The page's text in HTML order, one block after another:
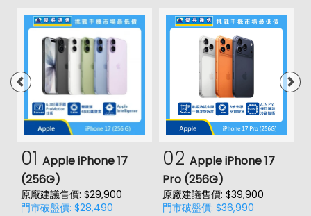
01 Apple iPhone 17
(256G)
原廠建議售價: $29,900
門市破盤價: $28,490
02 Apple iPhone 17
Pro (256G)
原廠建議售價: $39,900
門市破盤價: $36,990